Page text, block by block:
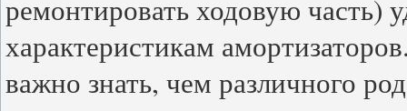
ремонтировать ходовую
характеристикам
важно знать, чем различного